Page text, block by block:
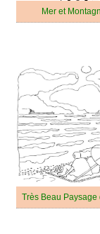
Mer et
Très Beau Paysage